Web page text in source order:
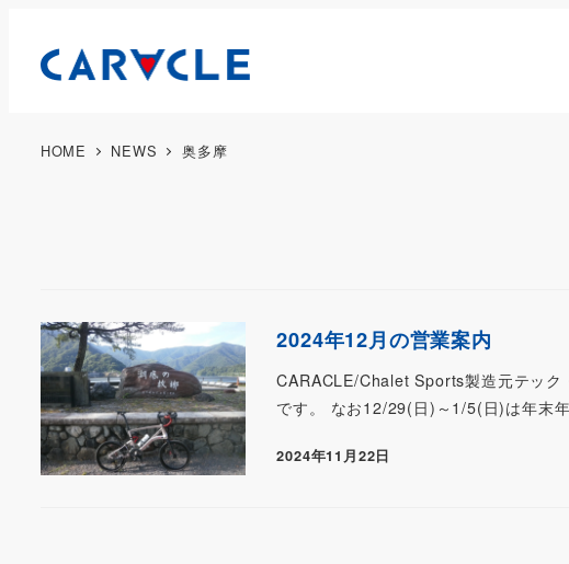
HOME NEWS 奥多摩
2024年12月の営業案内
CARACLE/Chalet Sports製造元テッ
です。 なお12/29(日)～1/5(日)は年末
2024年11月22日